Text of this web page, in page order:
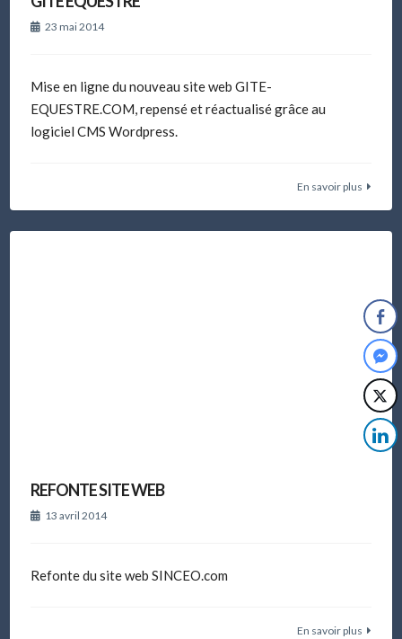
23 mai 2014
Mise en ligne du nouveau site web GITE-
EQUESTRE.COM, repensé et réactualisé grâce au
logiciel CMS Wordpress.
En savoir plus
REFONTE SITE WEB
13 avril 2014
Refonte du site web SINCEO.com
En savoir plus